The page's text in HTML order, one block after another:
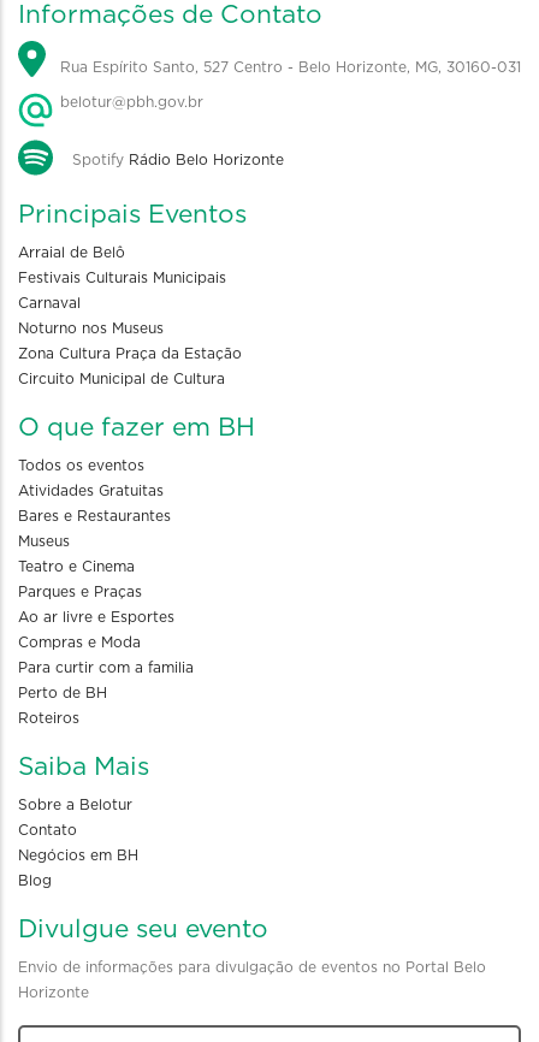
Informações de Contato
Rua Espírito Santo, 527 Centro - Belo Horizonte, MG, 30160-031
belotur@pbh.gov.br
Spotify Rádio Belo Horizonte
Principais Eventos
Arraial de Belô
Festivais Culturais Municipais
Carnaval
Noturno nos Museus
Zona Cultura Praça da Estação
Circuito Municipal de Cultura
O que fazer em BH
Todos os eventos
Atividades Gratuitas
Bares e Restaurantes
Museus
Teatro e Cinema
Parques e Praças
Ao ar livre e Esportes
Compras e Moda
Para curtir com a familia
Perto de BH
Roteiros
Saiba Mais
Sobre a Belotur
Contato
Negócios em BH
Blog
Divulgue seu evento
Envio de informações para divulgação de eventos no Portal Belo
Horizonte